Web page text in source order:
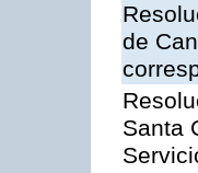
de
Santa